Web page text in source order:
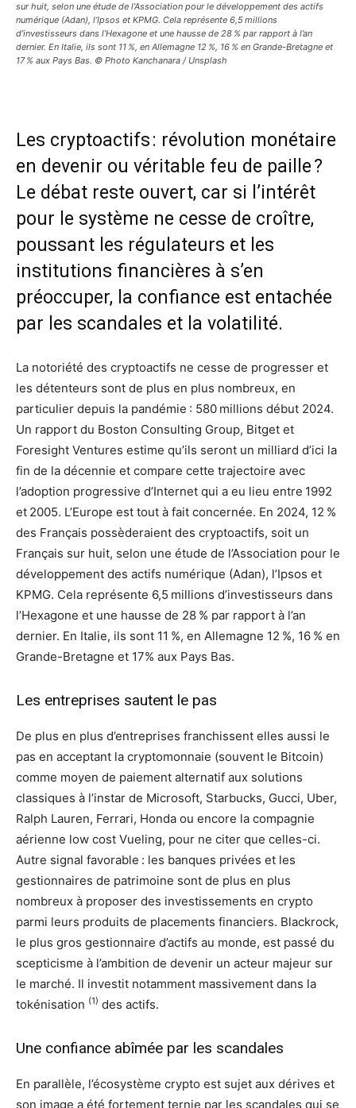
sur huit, selon une étude de l’Association pour le développement des actifs
numérique (Adan), l’Ipsos et KPMG. Cela représente 6,5 millions
d’investisseurs dans l’Hexagone et une hausse de 28 % par rapport à l’an
dernier. En Italie, ils sont 11 %, en Allemagne 12 %, 16 % en Grande-Bretagne et
17 % aux Pays Bas. © Photo Kanchanara / Unsplash
Les cryptoactifs : révolution monétaire
en devenir ou véritable feu de paille ?
Le débat reste ouvert, car si l’intérêt
pour le système ne cesse de croître,
poussant les régulateurs et les
institutions financières à s’en
préoccuper, la confiance est entachée
par les scandales et la volatilité.
La notoriété des cryptoactifs ne cesse de progresser et
les détenteurs sont de plus en plus nombreux, en
particulier depuis la pandémie : 580 millions début 2024.
Un rapport du Boston Consulting Group, Bitget et
Foresight Ventures estime qu’ils seront un milliard d’ici la
fin de la décennie et compare cette trajectoire avec
l’adoption progressive d’Internet qui a eu lieu entre 1992
et 2005. L’Europe est tout à fait concernée. En 2024, 12 %
des Français possèderaient des cryptoactifs, soit un
Français sur huit, selon une étude de l’Association pour le
développement des actifs numérique (Adan), l’Ipsos et
KPMG. Cela représente 6,5 millions d’investisseurs dans
l’Hexagone et une hausse de 28 % par rapport à l’an
dernier. En Italie, ils sont 11 %, en Allemagne 12 %, 16 % en
Grande-Bretagne et 17% aux Pays Bas.
Les entreprises sautent le pas
De plus en plus d’entreprises franchissent elles aussi le
pas en acceptant la cryptomonnaie (souvent le Bitcoin)
comme moyen de paiement alternatif aux solutions
classiques à l’instar de Microsoft, Starbucks, Gucci, Uber,
Ralph Lauren, Ferrari, Honda ou encore la compagnie
aérienne low cost Vueling, pour ne citer que celles-ci.
Autre signal favorable : les banques privées et les
gestionnaires de patrimoine sont de plus en plus
nombreux à proposer des investissements en crypto
parmi leurs produits de placements financiers. Blackrock,
le plus gros gestionnaire d’actifs au monde, est passé du
scepticisme à l’ambition de devenir un acteur majeur sur
le marché. Il investit notamment massivement dans la
tokénisation (1) des actifs.
Une confiance abîmée par les scandales
En parallèle, l’écosystème crypto est sujet aux dérives et
son image a été fortement ternie par les scandales qui se